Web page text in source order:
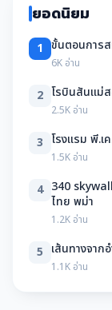
ยอดนิยม
1 ขั้นตอนการ
6K อ่าน
2 โรบินสันแม่
2.5K อ่าน
3 โรงแรม พี.เ
1.5K อ่าน
4 340 skywalk สกา
ไทย พม่า
1.2K อ่าน
5 เส้นทางจาก
1.1K อ่าน